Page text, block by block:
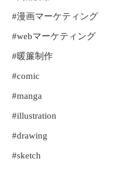
#漫画マーケティング
#webマーケティング
#暖簾制作
#comic
#manga
#illustration
#drawing
#sketch